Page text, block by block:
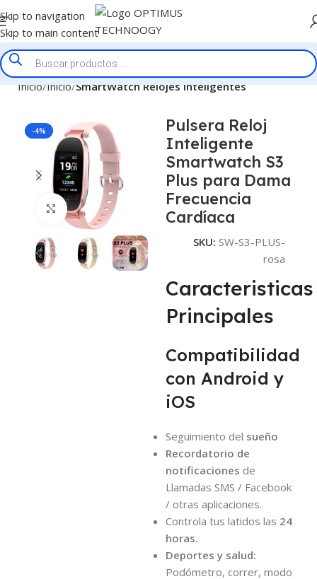
Skip to navigation
Skip to main content
Inicio Inicio SmartWatch Relojes Inteligentes
-4%
Click to enlarge
Pulsera Reloj
Inteligente
Smartwatch S3
Plus para Dama
Frecuencia
Cardíaca
SKU: SW-S3-PLUS-
rosa
Caracteristicas
Principales
Compatibilidad
con Android y
iOS
Seguimiento del sueño
Recordatorio de
notificaciones de
Llamadas SMS / Facebook
/ otras aplicaciones.
Controla tus latidos las 24
horas.
Deportes y salud:
Podómetro, correr, modo